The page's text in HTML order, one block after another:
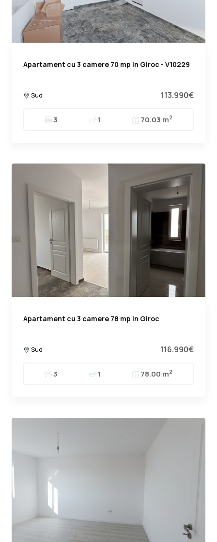
Apartament cu 3 camere 70 mp in Giroc - V10229
Sud 113.990€
3 1 70.03 m2
Apartament cu 3 camere 78 mp in Giroc
Sud 116.990€
3 1 78.00 m2